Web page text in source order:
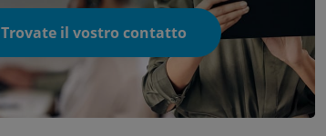
Trovate il vostro contatto